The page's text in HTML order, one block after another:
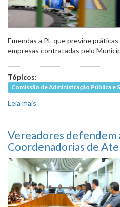
Emendas a PL que previne
empresas contratadas pelo
Tópicos:
Comissão de Administração Pública e
Leia mais
Vereadores defendem
Coordenadorias de